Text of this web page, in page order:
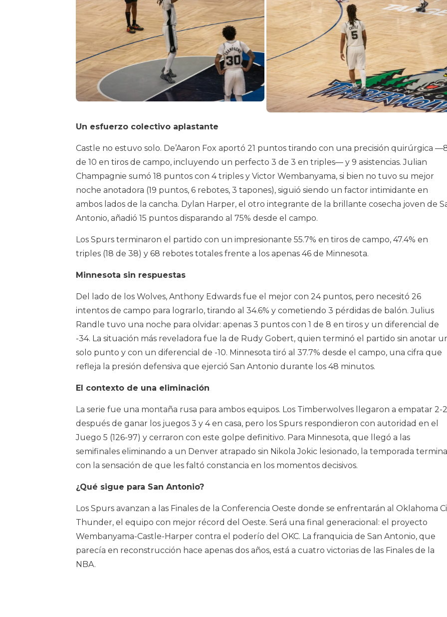
Un esfuerzo colectivo aplastante
Castle no estuvo solo. De’Aaron Fox aportó 21 puntos tirando con una precisión quirúrgica
de 10 en tiros de campo, incluyendo un perfecto 3 de 3 en triples— y 9 asistencias. Julian
Champagnie sumó 18 puntos con 4 triples y Victor Wembanyama, si bien no tuvo su mejor
noche anotadora (19 puntos, 6 rebotes, 3 tapones), siguió siendo un factor intimidante en
ambos lados de la cancha. Dylan Harper, el otro integrante de la brillante cosecha joven de
Antonio, añadió 15 puntos disparando al 75% desde el campo.
Los Spurs terminaron el partido con un impresionante 55.7% en tiros de campo, 47.4% en
triples (18 de 38) y 68 rebotes totales frente a los apenas 46 de Minnesota.
Minnesota sin respuestas
Del lado de los Wolves, Anthony Edwards fue el mejor con 24 puntos, pero necesitó 26
intentos de campo para lograrlo, tirando al 34.6% y cometiendo 3 pérdidas de balón. Julius
Randle tuvo una noche para olvidar: apenas 3 puntos con 1 de 8 en tiros y un diferencial de
-34. La situación más reveladora fue la de Rudy Gobert, quien terminó el partido sin anotar
solo punto y con un diferencial de -10. Minnesota tiró al 37.7% desde el campo, una cifra que
refleja la presión defensiva que ejerció San Antonio durante los 48 minutos.
El contexto de una eliminación
La serie fue una montaña rusa para ambos equipos. Los Timberwolves llegaron a empatar 2-2
después de ganar los juegos 3 y 4 en casa, pero los Spurs respondieron con autoridad en el
Juego 5 (126-97) y cerraron con este golpe definitivo. Para Minnesota, que llegó a las
semifinales eliminando a un Denver atrapado sin Nikola Jokic lesionado, la temporada termina
con la sensación de que les faltó constancia en los momentos decisivos.
¿Qué sigue para San Antonio?
Los Spurs avanzan a las Finales de la Conferencia Oeste donde se enfrentarán al Oklahoma
Thunder, el equipo con mejor récord del Oeste. Será una final generacional: el proyecto
Wembanyama-Castle-Harper contra el poderío del OKC. La franquicia de San Antonio, que
parecía en reconstrucción hace apenas dos años, está a cuatro victorias de las Finales de la
NBA.